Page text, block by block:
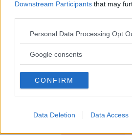
Downstream Participants that may
Please note that this website/app
not limited to your visit or usage
use your data for below specified
consent section.
Personal Data Processing Opt
Google consents
CONFIRM
Data Deletion Data Access